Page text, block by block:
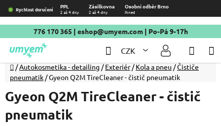
Přejít
na
obsah
Rychlost doručení PPL Zásilkovna Osobní odběr Brno
2 až 4 dny 2 až 4 dny Ihned
776 170 365 | eshop@umyem.com| Po-Pá 9-17h
CZK
Hledat
Domů
/Autokosmetika - detailing / Exteriér / Kola a pneu /Čističe
pneumatik /Gyeon Q2M TireCleaner - čistič pneumatik
Gyeon Q2M TireCleaner - čistič
pneumatik